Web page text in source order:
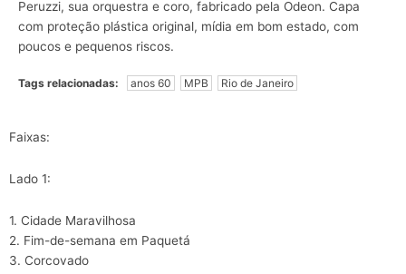
Peruzzi, sua orquestra e coro, fabricado pela Odeon. Capa
com proteção plástica original, mídia em bom estado, com
poucos e pequenos riscos.
Tags relacionadas: anos 60 MPB Rio de Janeiro
Faixas:
Lado 1:
1. Cidade Maravilhosa
2. Fim-de-semana em Paquetá
3. Corcovado